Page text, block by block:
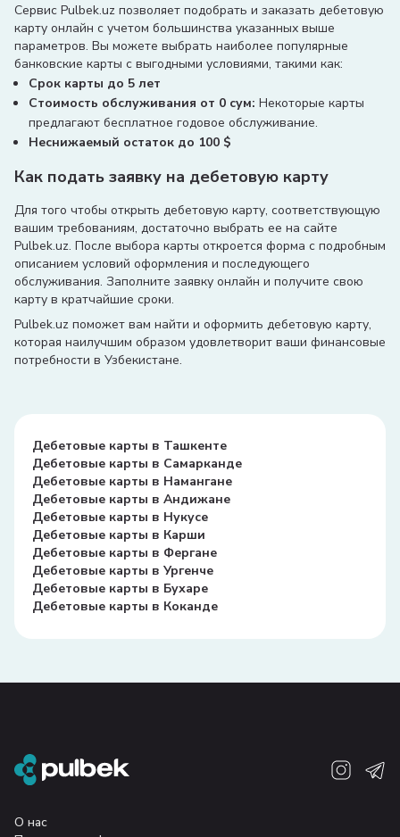
Сервис Pulbek.uz позволяет подобрать и заказать дебетовую
карту онлайн с учетом большинства указанных выше
параметров. Вы можете выбрать наиболее популярные
банковские карты с выгодными условиями, такими как:
Срок карты до 5 лет
Стоимость обслуживания от 0 сум: Некоторые карты
предлагают бесплатное годовое обслуживание.
Неснижаемый остаток до 100 $
Как подать заявку на дебетовую карту
Для того чтобы открыть дебетовую карту, соответствующую
вашим требованиям, достаточно выбрать ее на сайте
Pulbek.uz. После выбора карты откроется форма с подробным
описанием условий оформления и последующего
обслуживания. Заполните заявку онлайн и получите свою
карту в кратчайшие сроки.
Pulbek.uz поможет вам найти и оформить дебетовую карту,
которая наилучшим образом удовлетворит ваши финансовые
потребности в Узбекистане.
Дебетовые карты в Ташкенте
Дебетовые карты в Самарканде
Дебетовые карты в Намангане
Дебетовые карты в Андижане
Дебетовые карты в Нукусе
Дебетовые карты в Карши
Дебетовые карты в Фергане
Дебетовые карты в Ургенче
Дебетовые карты в Бухаре
Дебетовые карты в Коканде
О нас